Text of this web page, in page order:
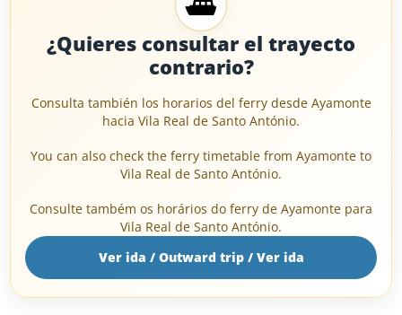
¿Quieres consultar el trayecto
contrario?
Consulta también los horarios del ferry desde Ayamonte
hacia Vila Real de Santo António.
You can also check the ferry timetable from Ayamonte to
Vila Real de Santo António.
Consulte também os horários do ferry de Ayamonte para
Vila Real de Santo António.
Ver ida / Outward trip / Ver ida